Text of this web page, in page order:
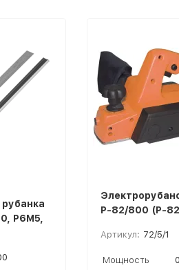
Р6М5,
Р-82/800 (Р-
Артикул: 72/5/1
Мощность